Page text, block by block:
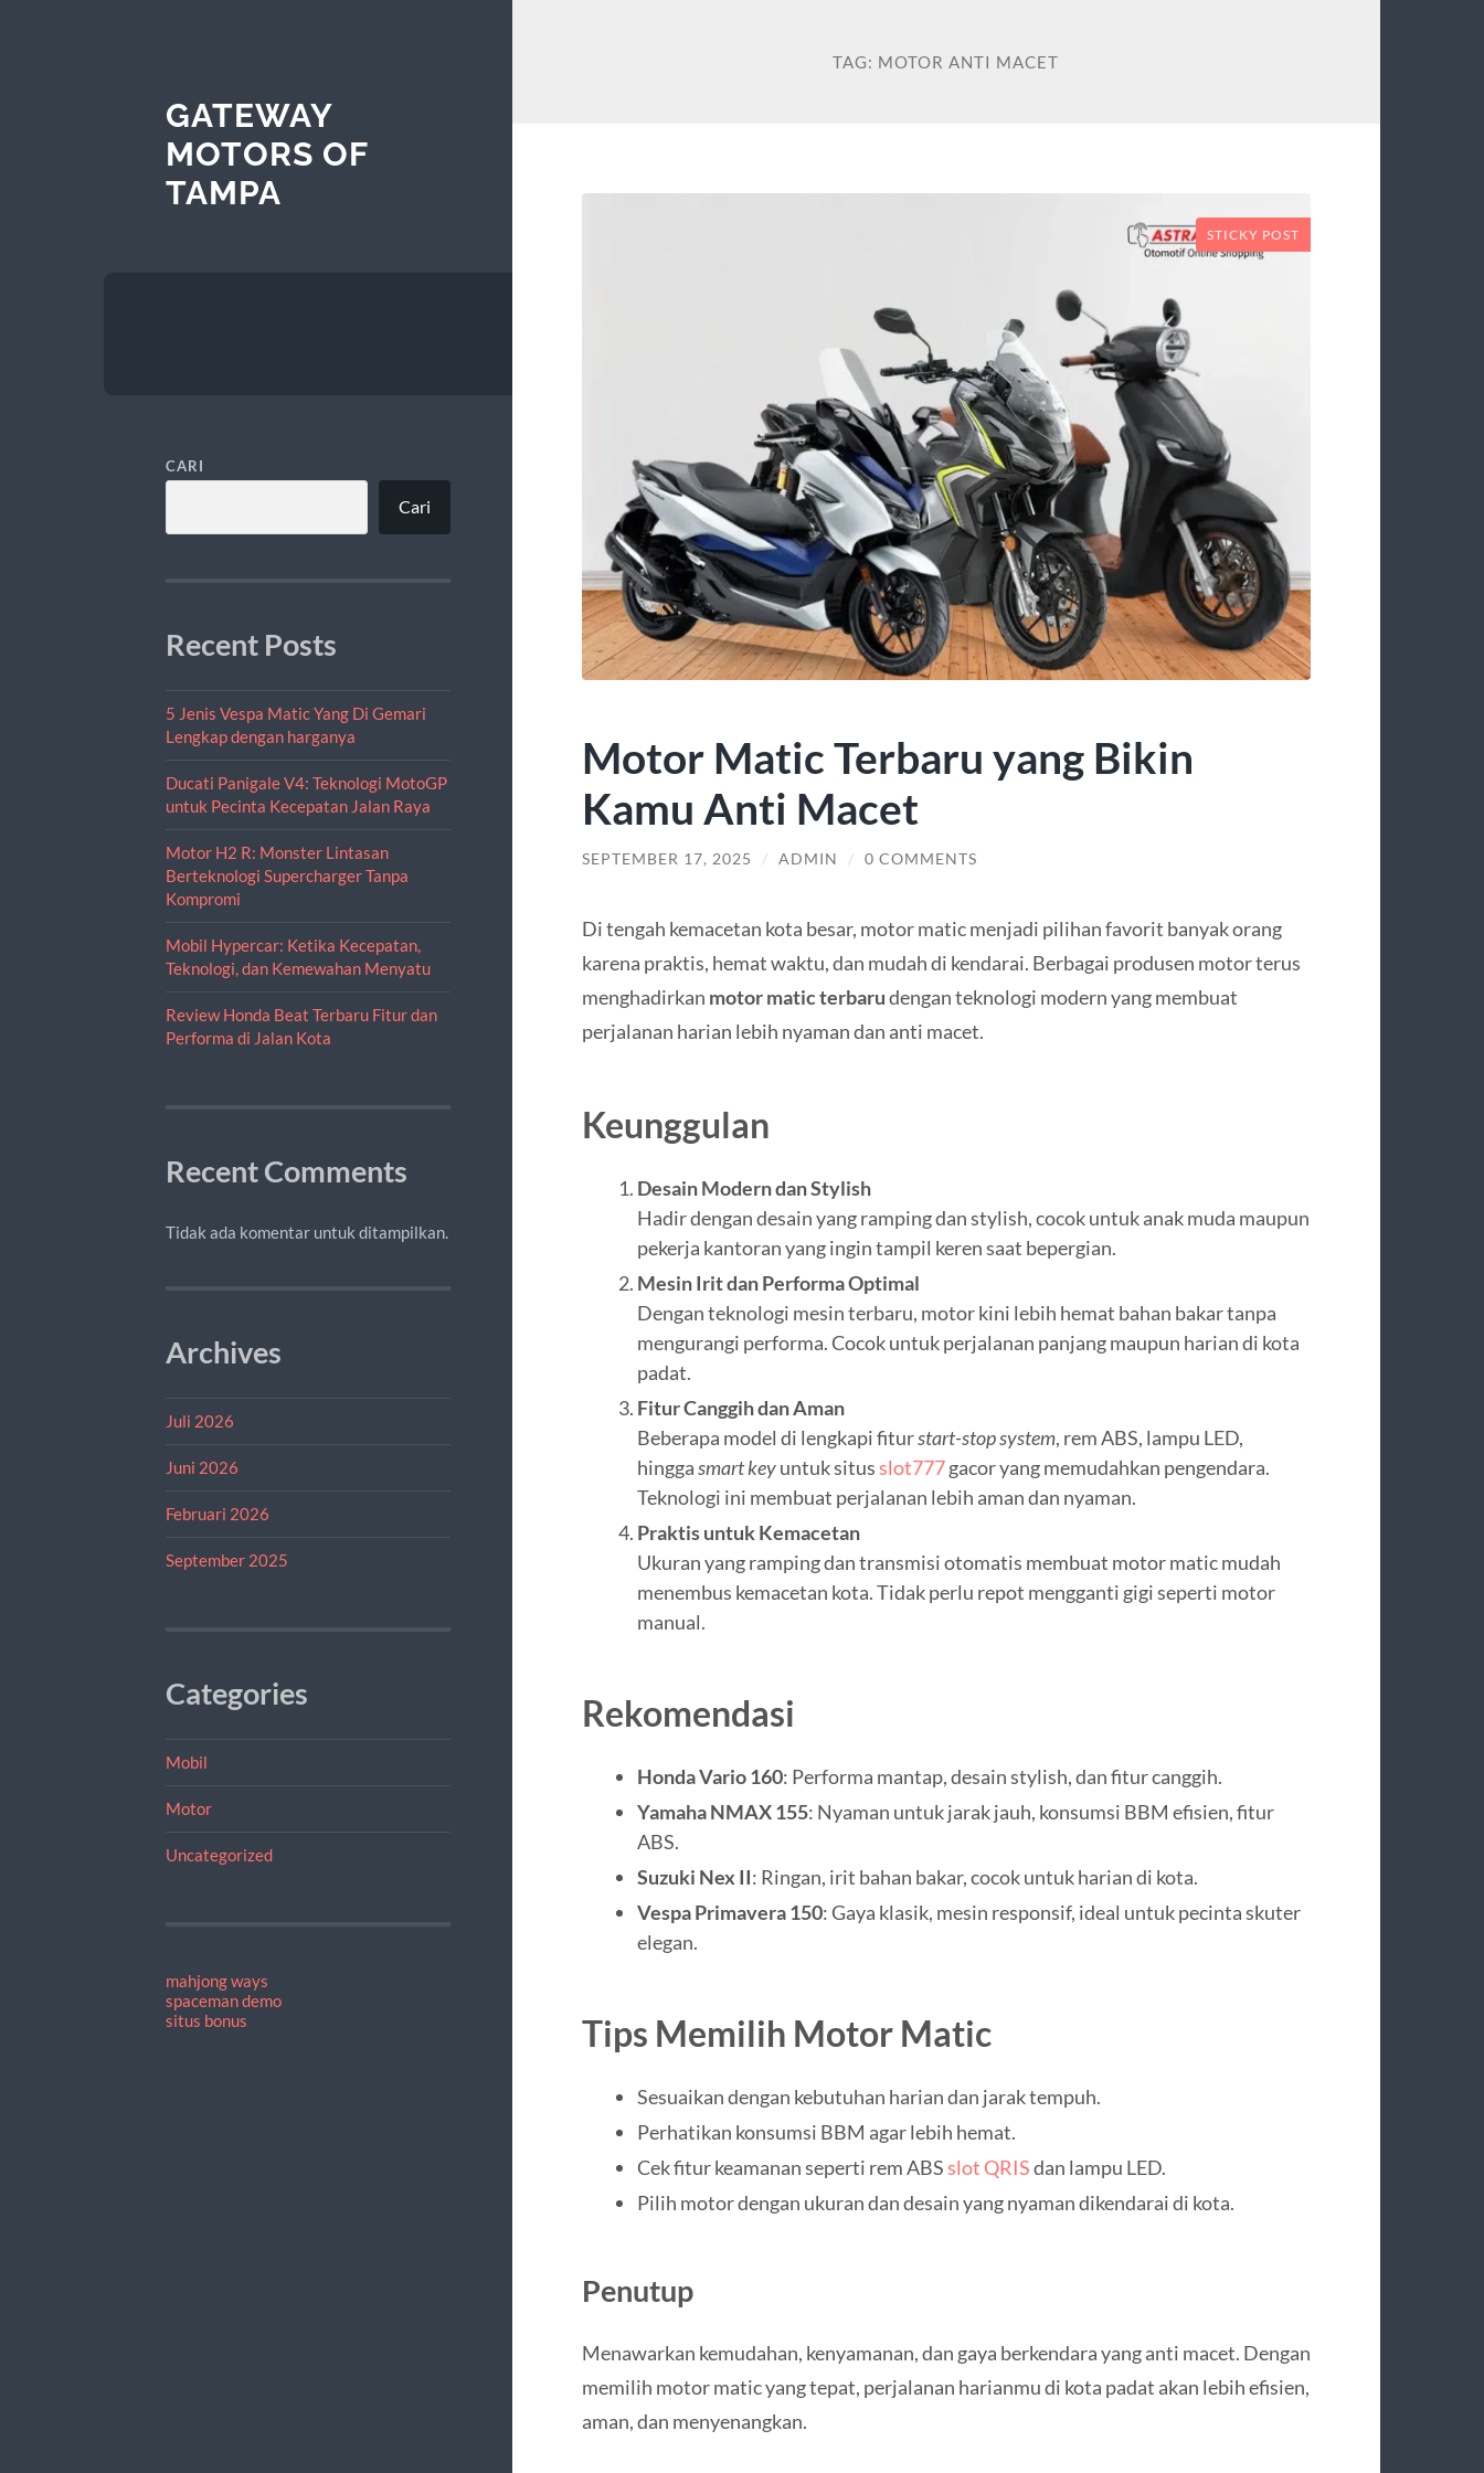
GATEWAY
MOTORS OF
TAMPA
CARI
Cari
Recent Posts
5 Jenis Vespa Matic Yang Di Gemari
Lengkap dengan harganya
Ducati Panigale V4: Teknologi MotoGP
untuk Pecinta Kecepatan Jalan Raya
Motor H2 R: Monster Lintasan
Berteknologi Supercharger Tanpa
Kompromi
Mobil Hypercar: Ketika Kecepatan,
Teknologi, dan Kemewahan Menyatu
Review Honda Beat Terbaru Fitur dan
Performa di Jalan Kota
Recent Comments
Tidak ada komentar untuk ditampilkan.
Archives
Juli 2026
Juni 2026
Februari 2026
September 2025
Categories
Mobil
Motor
Uncategorized
mahjong ways
spaceman demo
situs bonus
TAG: MOTOR ANTI MACET
STICKY POST
Motor Matic Terbaru yang Bikin
Kamu Anti Macet
SEPTEMBER 17, 2025 / ADMIN / 0 COMMENTS
Di tengah kemacetan kota besar, motor matic menjadi pilihan favorit banyak orang
karena praktis, hemat waktu, dan mudah di kendarai. Berbagai produsen motor terus
menghadirkan motor matic terbarudengan teknologi modern yang membuat
perjalanan harian lebih nyaman dan anti macet.
Keunggulan
Desain Modern dan Stylish
Hadir dengan desain yang ramping dan stylish, cocok untuk anak muda maupun
pekerja kantoran yang ingin tampil keren saat bepergian.
Mesin Irit dan Performa Optimal
Dengan teknologi mesin terbaru, motor kini lebih hemat bahan bakar tanpa
mengurangi performa. Cocok untuk perjalanan panjang maupun harian di kota
padat.
Fitur Canggih dan Aman
Beberapa model di lengkapi fiturstart-stop system, rem ABS, lampu LED,
hinggasmart keyuntuk situsslot777gacor yang memudahkan pengendara.
Teknologi ini membuat perjalanan lebih aman dan nyaman.
Praktis untuk Kemacetan
Ukuran yang ramping dan transmisi otomatis membuat motor matic mudah
menembus kemacetan kota. Tidak perlu repot mengganti gigi seperti motor
manual.
Rekomendasi
Honda Vario 160: Performa mantap, desain stylish, dan fitur canggih.
Yamaha NMAX 155: Nyaman untuk jarak jauh, konsumsi BBM efisien, fitur
ABS.
Suzuki Nex II: Ringan, irit bahan bakar, cocok untuk harian di kota.
Vespa Primavera 150: Gaya klasik, mesin responsif, ideal untuk pecinta skuter
elegan.
Tips Memilih Motor Matic
Sesuaikan dengan kebutuhan harian dan jarak tempuh.
Perhatikan konsumsi BBM agar lebih hemat.
Cek fitur keamanan seperti rem ABSslot QRISdan lampu LED.
Pilih motor dengan ukuran dan desain yang nyaman dikendarai di kota.
Penutup
Menawarkan kemudahan, kenyamanan, dan gaya berkendara yang anti macet. Dengan
memilih motor matic yang tepat, perjalanan harianmu di kota padat akan lebih efisien,
aman, dan menyenangkan.